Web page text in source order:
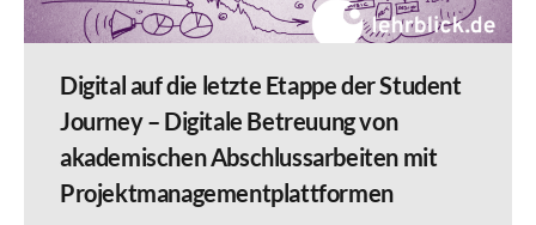
Digital auf die letzte Etappe der Student
Journey – Digitale Betreuung von
akademischen Abschlussarbeiten mit
Projektmanagementplattformen